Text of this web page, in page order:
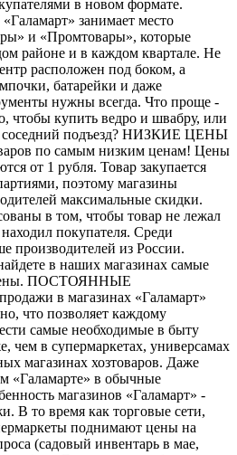
в новом формате.
занимает место
и «Промтовары», которые
районе и в каждом квартале. Не
расположен под боком, а
батарейки и даже
нужны всегда. Что проще -
чтобы купить ведро и швабру, или
соседний подъезд? НИЗКИЕ ЦЕНЫ
по самым низким ценам! Цены
от 1 рубля. Товар закупается
поэтому магазины
максимальные скидки.
в том, чтобы товар не лежал
покупателя. Среди
производителей из России.
в наших магазинах самые
ПОСТОЯННЫЕ
в магазинах «Галамарт»
что позволяет каждому
самые необходимые в быту
чем в супермаркетах, универсамах
магазинах хозтоваров. Даже
«Галамарте» в обычные
магазинов «Галамарт» -
В то время как торговые сети,
поднимают цены на
(садовый инвентарь в мае,